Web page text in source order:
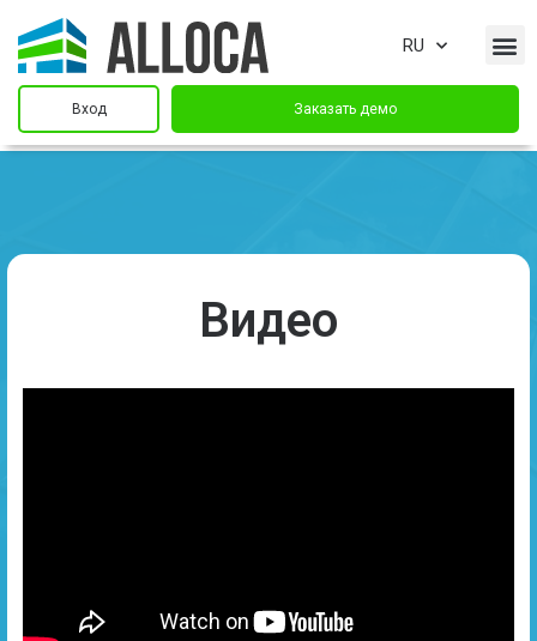
RU
Вход Заказать демо
Видео